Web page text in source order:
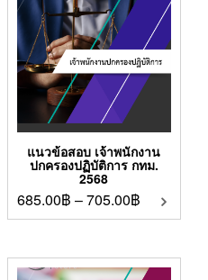
แนวข้อสอบ เจ้าพนักงาน
ปกครองปฏิบัติการ กทม.
2568
685.00฿ –705.00฿